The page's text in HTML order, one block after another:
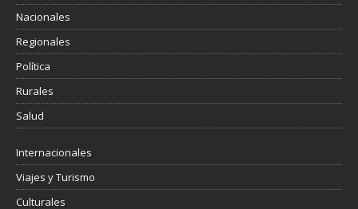
Nacionales
Regionales
Política
Rurales
Salud
Internacionales
Viajes y Turismo
Culturales